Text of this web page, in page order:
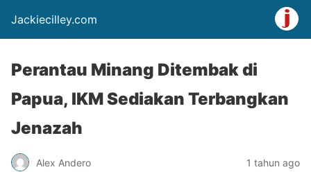
Jackiecilley.com
Perantau Minang Ditembak di
Papua, IKM Sediakan Terbangkan
Jenazah
Alex Andero 1 tahun ago